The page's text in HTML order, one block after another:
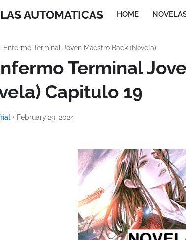
AUTOMATICAS HOME
Enfermo Terminal Joven Maestro Baek (Novela)
Terminal
Capitulo 19
• February 29, 2024